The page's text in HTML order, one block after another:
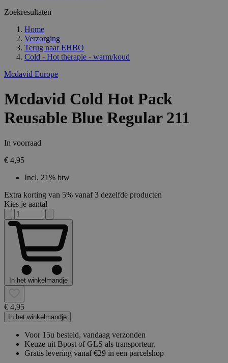
Zoekresultaten
Home
Verzorging
Terug naar EHBO
Cold - Hot therapie - warm/koud
Mcdavid Europe
Mcdavid Cold Hot Pack
Reusable Blue Regular 211
In voorraad
€ 4,95
Incl. 21% btw
Extra korting van 5% vanaf 3 dezelfde producten
Kies je aantal
In het winkelmandje
€ 4,95
In het winkelmandje
Voor 15u besteld, vandaag verzonden
Keuze uit Bpost of GLS als transporteur.
Gratis levering vanaf €29 in een parcelshop